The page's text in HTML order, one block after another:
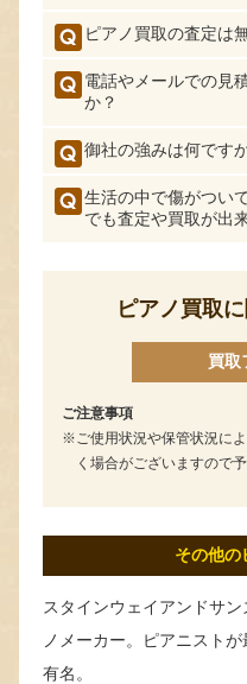
ピアノ買取の査定は
電話やメールでの見
か？
御社の強みは何です
生活の中で傷がつい
でも査定や買取が出
ピアノ買取
買取
ご注意事項
ご使用状況や保管状況に
く場合がございますので
その他の
スタインウェイアンドサ
ノメーカー。ピアニスト
有名。